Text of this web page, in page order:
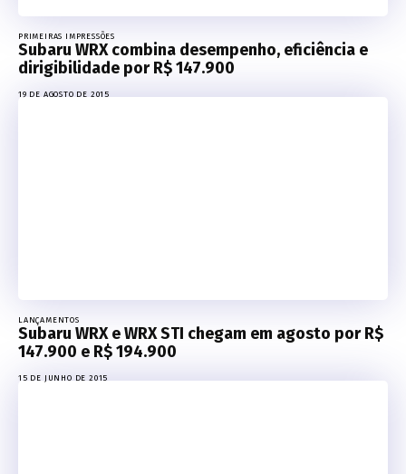
PRIMEIRAS IMPRESSÕES
Subaru WRX combina desempenho, eficiência e
dirigibilidade por R$ 147.900
19 DE AGOSTO DE 2015
LANÇAMENTOS
Subaru WRX e WRX STI chegam em agosto por R$
147.900 e R$ 194.900
15 DE JUNHO DE 2015